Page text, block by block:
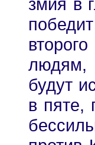
людям,
будут
в пяте,